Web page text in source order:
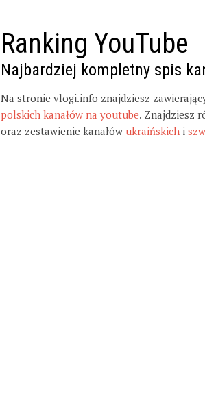
Ranking YouTube
Najbardziej kompletny spis
Na stronie vlogi.info znajdziesz
polskich kanałów na youtube. Znajdziesz
oraz zestawienie kanałów ukraińskich i